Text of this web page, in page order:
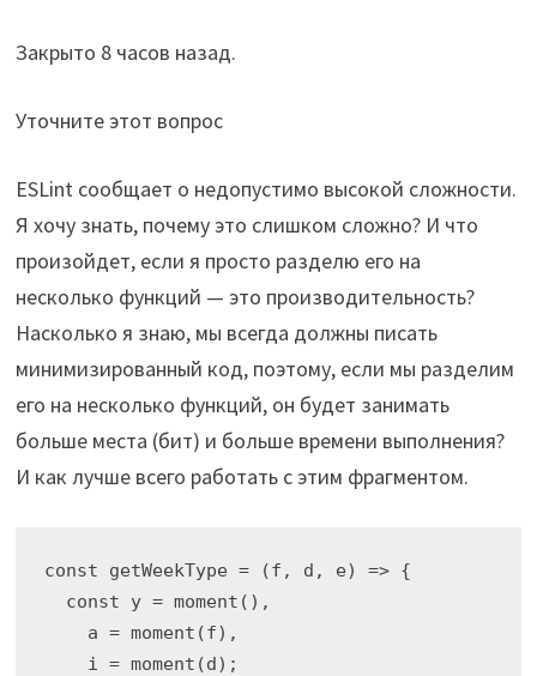
Закрыто 8 часов назад.
Уточните этот вопрос
ESLint сообщает о недопустимо высокой сложности.
Я хочу знать, почему это слишком сложно? И что
произойдет, если я просто разделю его на
несколько функций — это производительность?
Насколько я знаю, мы всегда должны писать
минимизированный код, поэтому, если мы разделим
его на несколько функций, он будет занимать
больше места (бит) и больше времени выполнения?
И как лучше всего работать с этим фрагментом.
const getWeekType = (f, d, e) => {
  const y = moment(),
    a = moment(f),
    i = moment(d);